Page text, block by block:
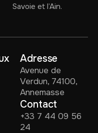
Savoie et l’Ain.
Adresse
Avenue de
Verdun, 74100,
Annemasse
Contact
+33 7 44 09 56
24